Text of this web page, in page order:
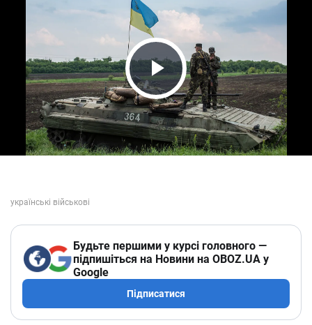
Play Video
Будьте першими у курсі головного —
підпишіться на Новини на OBOZ.UA у
Google
Підписатися